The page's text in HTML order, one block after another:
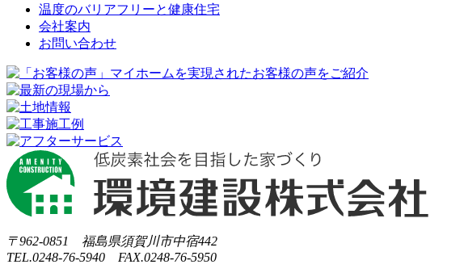
温度のバリアフリーと健康住宅
会社案内
お問い合わせ
〒962-0851 福島県須賀川市中宿442
TEL.0248-76-5940 FAX.0248-76-5950